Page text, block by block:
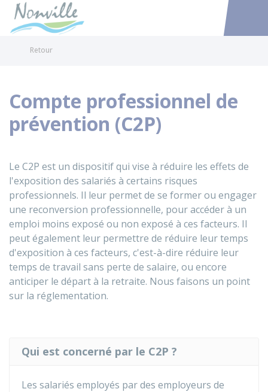
Accéder
Retour
Compte professionnel de
prévention (C2P)
Le C2P est un dispositif qui vise à réduire les effets de
l'exposition des salariés à certains risques
professionnels. Il leur permet de se former ou engager
une reconversion professionnelle, pour accéder à un
emploi moins exposé ou non exposé à ces facteurs. Il
peut également leur permettre de réduire leur temps
d'exposition à ces facteurs, c'est-à-dire réduire leur
temps de travail sans perte de salaire, ou encore
anticiper le départ à la retraite. Nous faisons un point
sur la réglementation.
Qui est concerné par le C2P ?
Les salariés employés par des employeurs de